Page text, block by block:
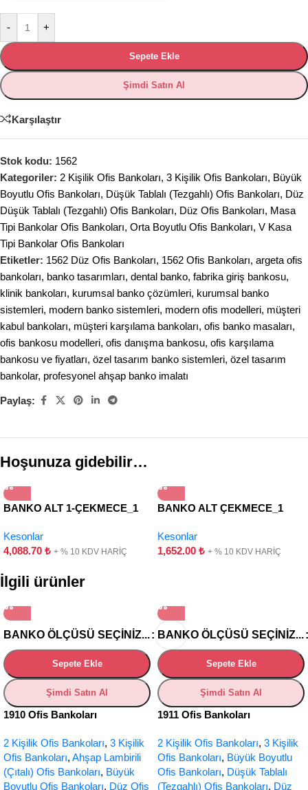
- +
Sepete Ekle
Şimdi Satın Al
Karşılaştır
Stok kodu: 1562
Kategoriler: 2 Kişilik Ofis Bankoları, 3 Kişilik Ofis Bankoları, Büyük
Boyutlu Ofis Bankoları, Düşük Tablalı (Tezgahlı) Ofis Bankoları, Düz
Düşük Tablalı (Tezgahlı) Ofis Bankoları, Düz Ofis Bankoları, Masa
Tipi Bankolar Ofis Bankoları, Orta Boyutlu Ofis Bankoları, V Kasa
Tipi Bankolar Ofis Bankoları
Etiketler: 1562 Düz Ofis Bankoları, 1562 Ofis Bankoları, argeta ofis
bankoları, banko tasarımları, dental banko, fabrika giriş bankosu,
klinik bankoları, kurumsal banko çözümleri, kurumsal banko
sistemleri, modern banko sistemleri, modern ofis modelleri, müşteri
kabul bankoları, müşteri karşılama bankoları, ofis banko masaları,
ofis bankosu modelleri, ofis danışma bankosu, ofis karşılama
bankosu ve fiyatları, özel tasarım banko sistemleri, özel tasarım
bankolar, profesyonel ahşap banko imalatı
Paylaş:
Hoşunuza gidebilir…
BANKO ALT 1-ÇEKMECE_1
Kesonlar
4,088.70 ₺ + % 10 KDV HARİÇ
BANKO ALT ÇEKMECE_1
Kesonlar
1,652.00 ₺ + % 10 KDV HARİÇ
İlgili ürünler
BANKO ÖLÇÜSÜ SEÇINIZ...
Sepete Ekle
Şimdi Satın Al
1910 Ofis Bankoları
2 Kişilik Ofis Bankoları, 3 Kişilik
Ofis Bankoları, Ahşap Lambirili
(Çıtalı) Ofis Bankoları, Büyük
Boyutlu Ofis Bankoları, Düz Ofis
BANKO ÖLÇÜSÜ SEÇINIZ...
Sepete Ekle
Şimdi Satın Al
1911 Ofis Bankoları
2 Kişilik Ofis Bankoları, 3 Kişilik
Ofis Bankoları, Büyük Boyutlu
Ofis Bankoları, Düşük Tablalı
(Tezgahlı) Ofis Bankoları, Düz